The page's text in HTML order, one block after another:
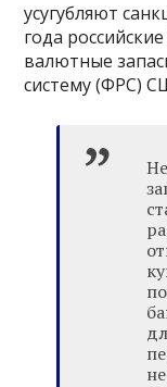
усугубляют
года
валютные
систему (ФРС)